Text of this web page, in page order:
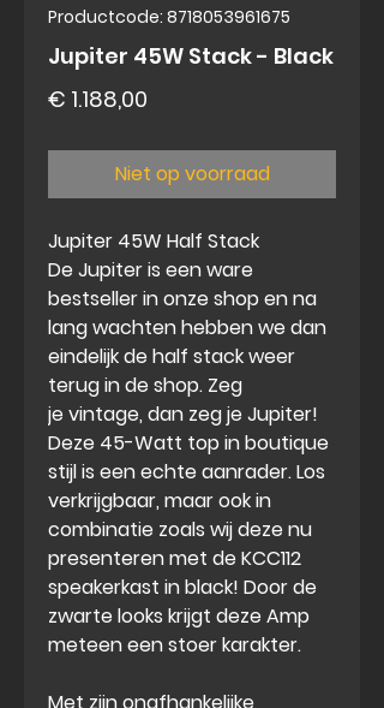
Productcode: 8718053961675
Jupiter 45W Stack - Black
€ 1.188,00
Niet op voorraad
Jupiter 45W Half Stack
De Jupiter is een ware
bestseller in onze shop en na
lang wachten hebben we dan
eindelijk de half stack weer
terug in de shop. Zeg
je vintage, dan zeg je Jupiter!
Deze 45-Watt top in boutique
stijl is een echte aanrader. Los
verkrijgbaar, maar ook in
combinatie zoals wij deze nu
presenteren met de KCC112
speakerkast in black! Door de
zwarte looks krijgt deze Amp
meteen een stoer karakter.